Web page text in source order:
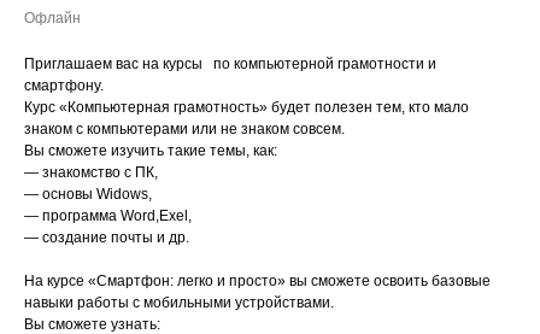
Офлайн
Приглашаем вас на курсы по компьютерной грамотности и
смартфону.
Курс «Компьютерная грамотность» будет полезен тем, кто мало
знаком с компьютерами или не знаком совсем.
Вы сможете изучить такие темы, как:
— знакомство с ПК,
— основы Widows,
— программа Word,Exel,
— создание почты и др.
На курсе «Смартфон: легко и просто» вы сможете освоить базовые
навыки работы с мобильными устройствами.
Вы сможете узнать: